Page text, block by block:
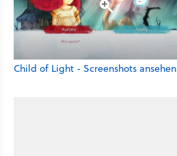
Child of Light - Screenshots ansehen